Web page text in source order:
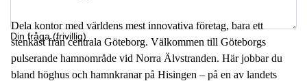
Din fråga (frivillig)
Dela kontor med världens mest innovativa företag, bara ett
stenkast från centrala Göteborg. Välkommen till Göteborgs
pulserande hamnområde vid Norra Älvstranden. Här jobbar du
bland höghus och hamnkranar på Hisingen – på en av landets